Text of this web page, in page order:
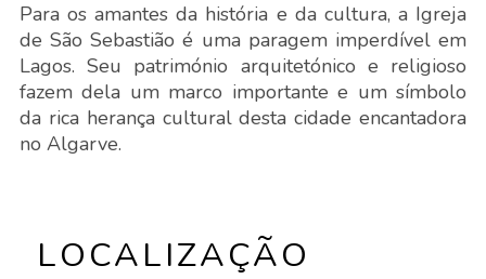
Para os amantes da história e da cultura, a Igreja
de São Sebastião é uma paragem imperdível em
Lagos. Seu património arquitetónico e religioso
fazem dela um marco importante e um símbolo
da rica herança cultural desta cidade encantadora
no Algarve.
LOCALIZAÇÃO